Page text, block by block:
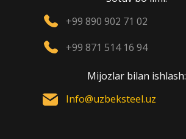
+99 890 902 71 02
+99 871 514 16 94
Mijozlar bilan ishlash:
Info@uzbeksteel.uz